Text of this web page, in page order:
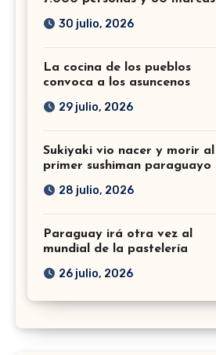
30 julio, 2026
La cocina de los pueblos
convoca a los asuncenos
29 julio, 2026
Sukiyaki vio nacer y morir al
primer sushiman paraguayo
28 julio, 2026
Paraguay irá otra vez al
mundial de la pastelería
26 julio, 2026